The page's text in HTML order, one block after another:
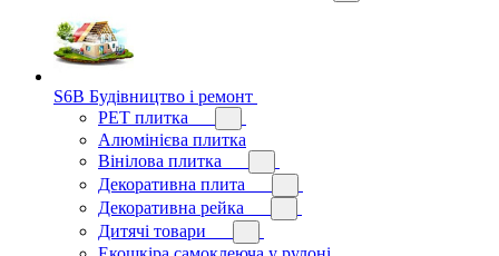
S6B Будівництво і ремонт
PЕT плитка
Алюмінієва плитка
Вінілова плитка
Декоративна плита
Декоративна рейка
Дитячі товари